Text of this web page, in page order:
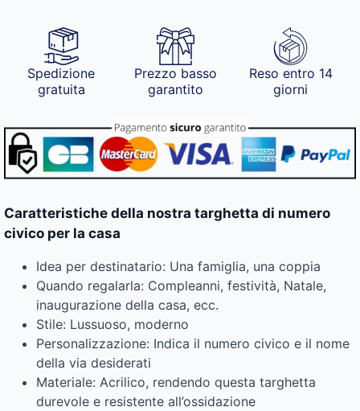
Spedizione
gratuita
Prezzo basso
garantito
Reso entro 14
giorni
Caratteristiche della nostra targhetta di numero
civico per la casa
Idea per destinatario: Una famiglia, una coppia
Quando regalarla: Compleanni, festività, Natale,
inaugurazione della casa, ecc.
Stile: Lussuoso, moderno
Personalizzazione: Indica il numero civico e il nome
della via desiderati
Materiale: Acrilico, rendendo questa targhetta
durevole e resistente all’ossidazione